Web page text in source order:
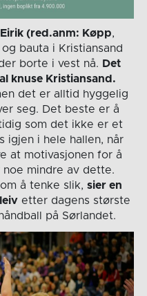
Eirik (red.anm: Køpp,
bauta i Kristiansand
borte i vest nå. Det
knuse Kristiansand.
det er alltid hyggelig
seg. Det beste er å
som det ikke er et
igjen i hele hallen, når
at motivasjonen for å
mindre av dette.
å tenke slik, sier en
etter dagens største
på Sørlandet.